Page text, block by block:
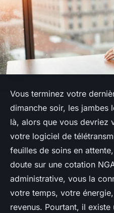
Vous terminez votre
dimanche soir, les jambes
là, alors que vous devriez
votre logiciel de
feuilles de soins en
doute sur une cotation
administrative, vous la
votre temps, votre
revenus. Pourtant, il